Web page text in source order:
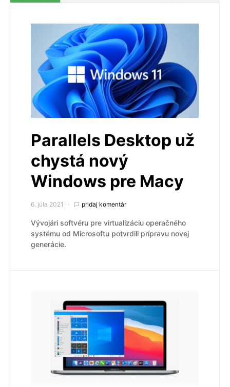
Parallels Desktop už
chystá nový
Windows pre Macy
6. júla 2021 pridaj komentár
Vývojári softvéru pre virtualizáciu operačného
systému od Microsoftu potvrdili prípravu novej
generácie.